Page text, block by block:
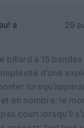
a
29
billard à 15
d’une
en nombre: le
court lorsqu’il